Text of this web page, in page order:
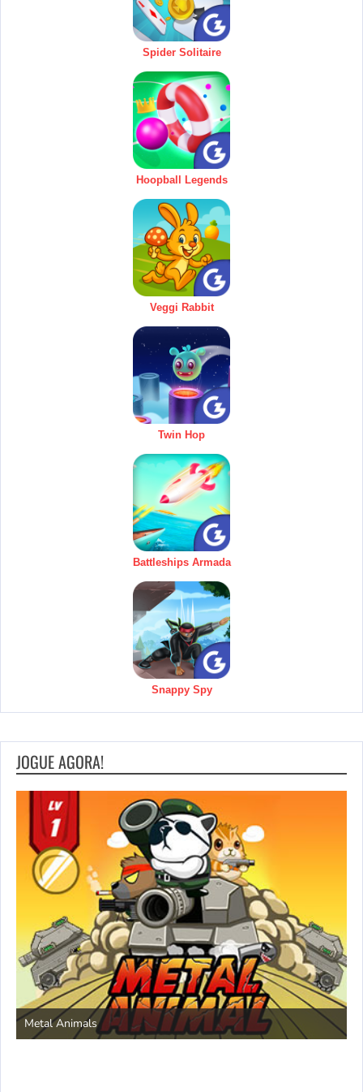
Spider Solitaire
Hoopball Legends
Veggi Rabbit
Twin Hop
Battleships Armada
Snappy Spy
JOGUE AGORA!
Metal Animals